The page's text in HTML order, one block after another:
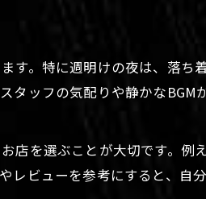
す。特に週明けの夜は、落ち
ッフの気配りや静かな
を選ぶことが大切です。例
ビューを参考にすると、自